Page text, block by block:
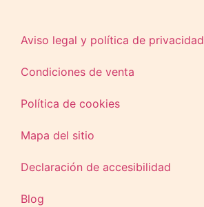
Aviso legal y política de privacidad
Condiciones de venta
Política de cookies
Mapa del sitio
Declaración de accesibilidad
Blog